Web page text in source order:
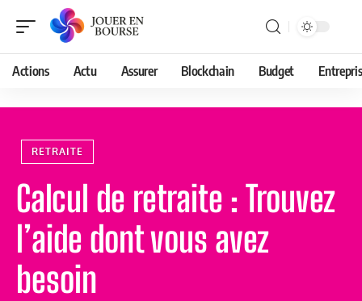
Actions Actu Assurer Blockchain Budget
RETRAITE
Calcul de retraite : Trouvez
l’aide dont vous avez
besoin